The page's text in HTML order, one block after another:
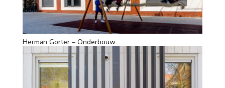
Herman Gorter – Onderbouw